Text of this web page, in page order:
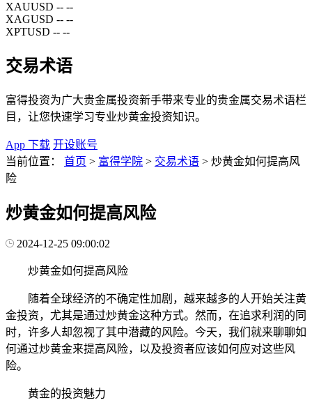
XAUUSD -- --
XAGUSD -- --
XPTUSD -- --
交易术语
富得投资为广大贵金属投资新手带来专业的贵金属交易术语栏
目，让您快速学习专业炒黄金投资知识。
App 下载 开设账号
当前位置：
首页 > 富得学院 > 交易术语 > 炒黄金如何提高风
险
炒黄金如何提高风险
2024-12-25 09:00:02
炒黄金如何提高风险
随着全球经济的不确定性加剧，越来越多的人开始关注黄
金投资，尤其是通过炒黄金这种方式。然而，在追求利润的同
时，许多人却忽视了其中潜藏的风险。今天，我们就来聊聊如
何通过炒黄金来提高风险，以及投资者应该如何应对这些风
险。
黄金的投资魅力